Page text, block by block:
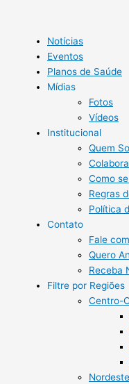
Notícias
Eventos
Planos de Saúde
Mídias
Fotos
Vídeos
Institucional
Quem
Como
Regras
Política
Contato
Fale
Quero
Receba
Filtre por Regiões
Centro-
Nordeste